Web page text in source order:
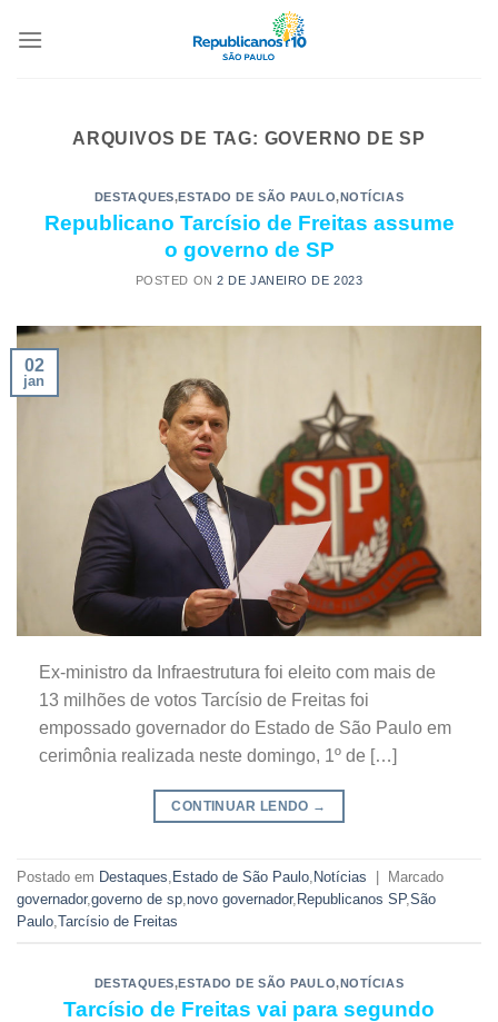
ARQUIVOS DE TAG: GOVERNO DE SP
DESTAQUES,ESTADO DE SÃO PAULO,NOTÍCIAS
Republicano Tarcísio de Freitas assume
o governo de SP
POSTED ON2 DE JANEIRO DE 2023
02
jan
Ex-ministro da Infraestrutura foi eleito com mais de
13 milhões de votos Tarcísio de Freitas foi
empossado governador do Estado de São Paulo em
cerimônia realizada neste domingo, 1º de […]
CONTINUAR LENDO →
Postado em Destaques, Estado de São Paulo, Notícias
Marcado
governador,governo de sp,novo governador, Republicanos SP,São
Paulo,Tarcísio de Freitas
DESTAQUES,ESTADO DE SÃO PAULO,NOTÍCIAS
Tarcísio de Freitas vai para segundo